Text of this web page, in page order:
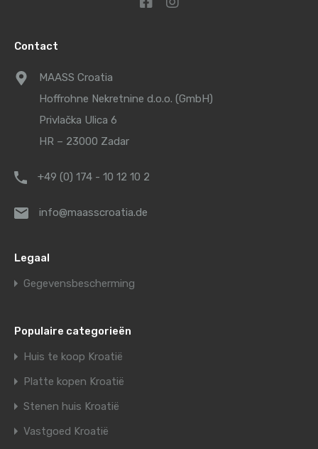
Contact
MAASS Croatia
Hoffrohne Nekretnine d.o.o. (GmbH)
Privlačka Ulica 6
HR – 23000 Zadar
+49 (0) 174 - 10 12 10 2
info@maasscroatia.de
Legaal
Gegevensbescherming
Populaire categorieën
Huis te koop Kroatië
Platte kopen Kroatië
Stenen huis Kroatië
Vastgoed Kroatië